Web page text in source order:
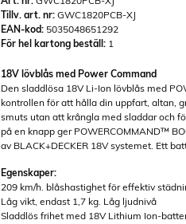
Tillv. art. nr: GWC1820PCB-XJ
EAN-kod: 5035048651292
För hel kartong beställ: 1
18V lövblås med Power Command
Den sladdlösa 18V Li-Ion lövblås med
kontrollen för att hålla din uppfart, altan,
smuts utan att krångla med sladdar och
på en knapp ger POWERCOMMAND™
av BLACK+DECKER 18V systemet. Ett
Egenskaper:
209 km/h. blåshastighet för effektiv
Låg vikt, endast 1,7 kg. Låg ljudnivå
Sladdlös frihet med 18V Lithium Ion-